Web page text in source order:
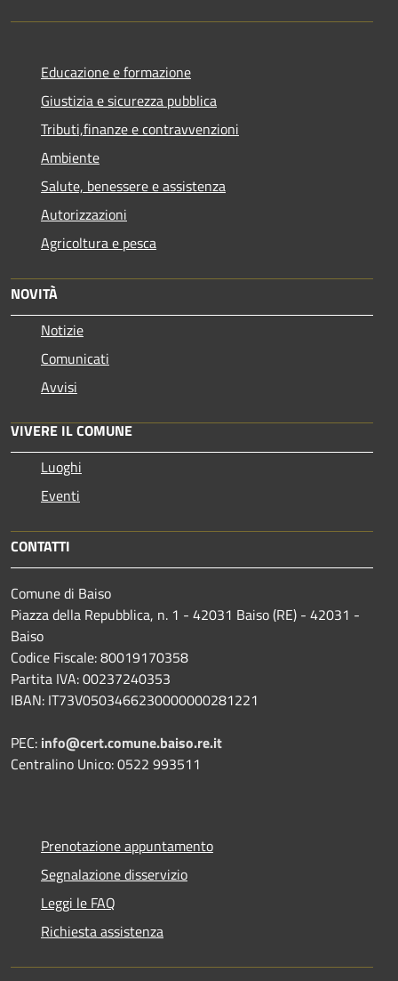
Educazione e formazione
Giustizia e sicurezza pubblica
Tributi,finanze e contravvenzioni
Ambiente
Salute, benessere e assistenza
Autorizzazioni
Agricoltura e pesca
NOVITÀ
Notizie
Comunicati
Avvisi
VIVERE IL COMUNE
Luoghi
Eventi
CONTATTI
Comune di Baiso
Piazza della Repubblica, n. 1 - 42031 Baiso (RE) - 42031 -
Baiso
Codice Fiscale: 80019170358
Partita IVA: 00237240353
IBAN: IT73V0503466230000000281221
PEC: info@cert.comune.baiso.re.it
Centralino Unico: 0522 993511
Prenotazione appuntamento
Segnalazione disservizio
Leggi le FAQ
Richiesta assistenza